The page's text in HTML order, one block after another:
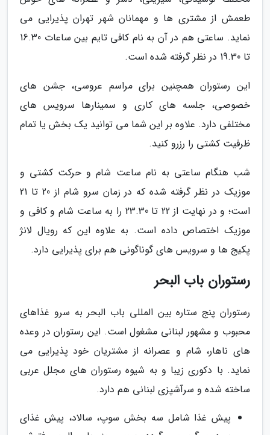
طعمش از مشتری ها و مهمانان شهر تهران پذیرایی می
نماید. ساعتی هم در آن به نام کافی تایم بین ساعات 16.30
تا 19.30 در نظر گرفته شده است.
این رستوران همچنین برای مراسم عروسی، جشن های
خصوصی، جلسه های کاری و سمینارها سرویس های
مختلفی دارد. علاوه بر این شما می توانید یک بخش یا تمام
ظرفیت کشتی را رزرو کنید.
شب هنگام ساعتی به نام ساعت شام و حرکت کشتی و
موزیک در نظر گرفته شده که در زمان سرو شام از 20 تا 21
است؛ و در نهایت از 22 تا 23.30 را به ساعت شام و کافی و
موزیک اختصاص داده است. به علاوه این که رویال لانژ
پکیج ها و سرویس های گوناگونی هم برای پذیرایی دارد.
رستوران باب البحر
رستوران پنج ستاره بین المللی باب البحر به سرو غذاهای
محبوب و مشهور لبنانی مشغول است. این رستوران در وعده
های ناهار، شام و عصرانه از مشتریان خود پذیرایی می
نماید. با دکوری زیبا و به شیوه رستوران های مجلل عربی
ساخته شده و سرآشپزی لبنانی هم دارد.
پیش غذا شامل سه بخش سوپ، سالاد، پیش غذای